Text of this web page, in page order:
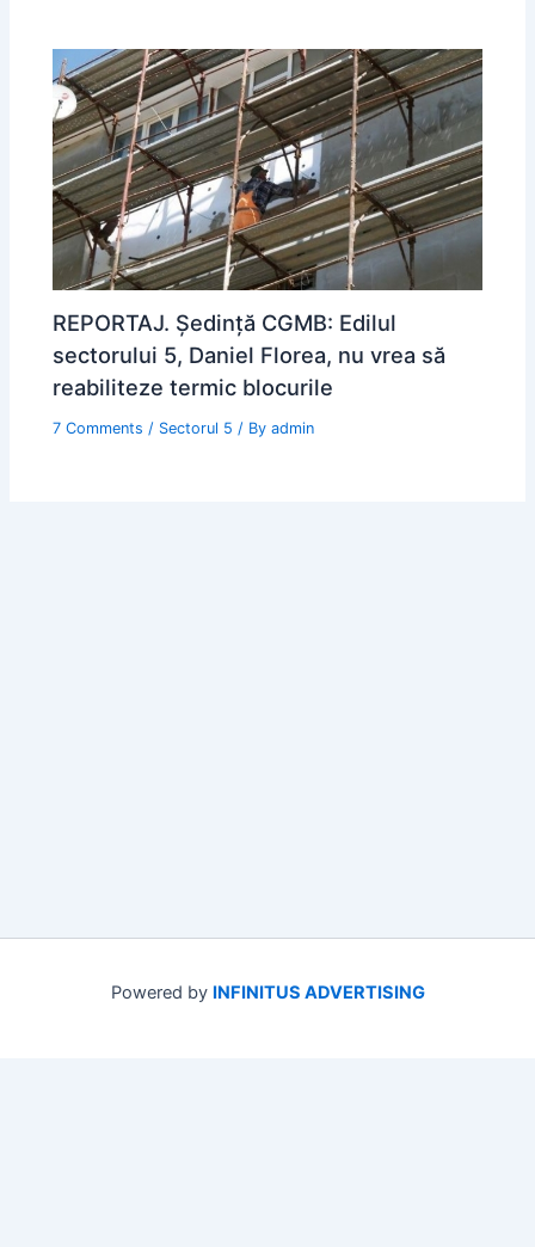
REPORTAJ. Ședință CGMB: Edilul
sectorului 5, Daniel Florea, nu vrea să
reabiliteze termic blocurile
7 Comments / Sectorul 5 / Byadmin
Powered by INFINITUS ADVERTISING